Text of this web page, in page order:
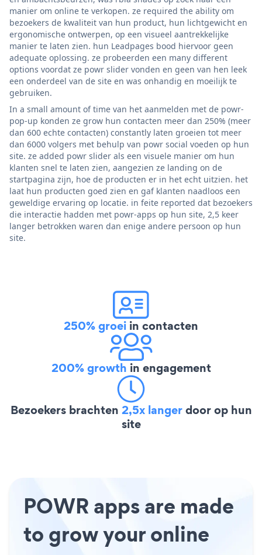
manier om online te verkopen. ze required the ability om
bezoekers de kwaliteit van hun product, hun lichtgewicht en
ergonomische ontwerpen, op een visueel aantrekkelijke
manier te laten zien. hun Leadpages bood hiervoor geen
adequate oplossing. ze probeerden een many different
options voordat ze powr slider vonden en geen van hen leek
een onderdeel van de site en was onhandig en moeilijk te
gebruiken.
In a small amount of time van het aanmelden met de powr-
pop-up konden ze grow hun contacten meer dan 250% (meer
dan 600 echte contacten) constantly laten groeien tot meer
dan 6000 volgers met behulp van powr social voeden op hun
site. ze added powr slider als een visuele manier om hun
klanten snel te laten zien, aangezien ze landing on de
startpagina zijn, hoe de producten er in het echt uitzien. het
laat hun producten goed zien en gaf klanten naadloos een
geweldige ervaring op locatie. in feite reported dat bezoekers
die interactie hadden met powr-apps op hun site, 2,5 keer
langer betrokken waren dan enige andere persoon op hun
site.
250% groei in contacten
200% growth in engagement
Bezoekers brachten 2,5x langerdoor op hun
site
POWR apps are made
to grow your online